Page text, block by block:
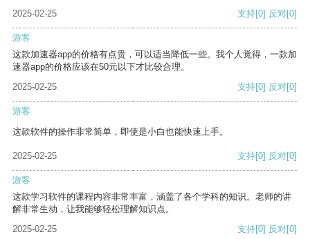
2025-02-25
支持[0] 反对[0]
游客
这款加速器app的价格有点贵，可以适当降低一些。我个人觉得，一款加
速器app的价格应该在50元以下才比较合理。
2025-02-25
支持[0] 反对[0]
游客
这款软件的操作非常简单，即使是小白也能快速上手。
2025-02-25 支持[0] 反对[0]
游客
这款学习软件的课程内容非常丰富，涵盖了各个学科的知识。老师的讲
解非常生动，让我能够轻松理解知识点。
2025-02-25
支持[0] 反对[0]